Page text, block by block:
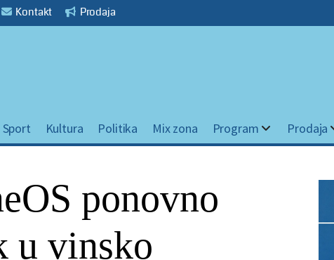
Kontakt Prodaja
Sport Kultura Politika Mix zona Program Prodaja
ponovno
u vinsko